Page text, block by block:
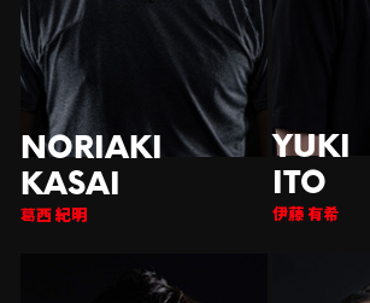
西 紀明 伊藤 有希